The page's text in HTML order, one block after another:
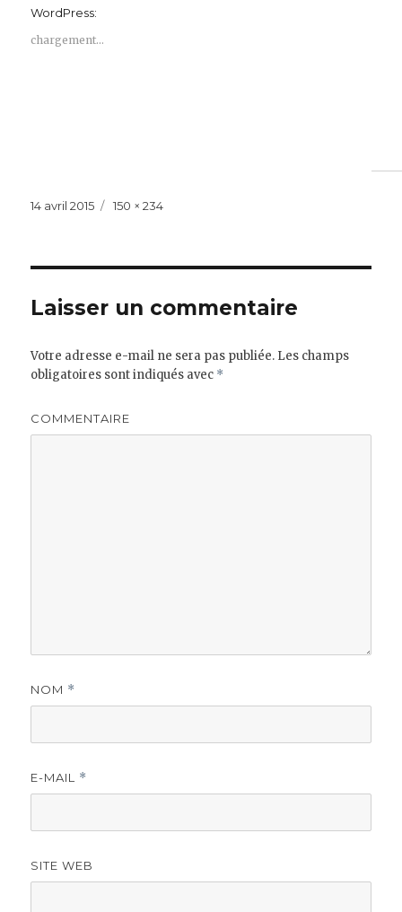
WordPress:
chargement…
Publié
14 avril 2015
Taille
150 × 234
Laisser un commentaire
Votre adresse e-mail ne sera pas publiée. Les champs
obligatoires sont indiqués avec *
COMMENTAIRE
NOM *
E-MAIL *
SITE WEB